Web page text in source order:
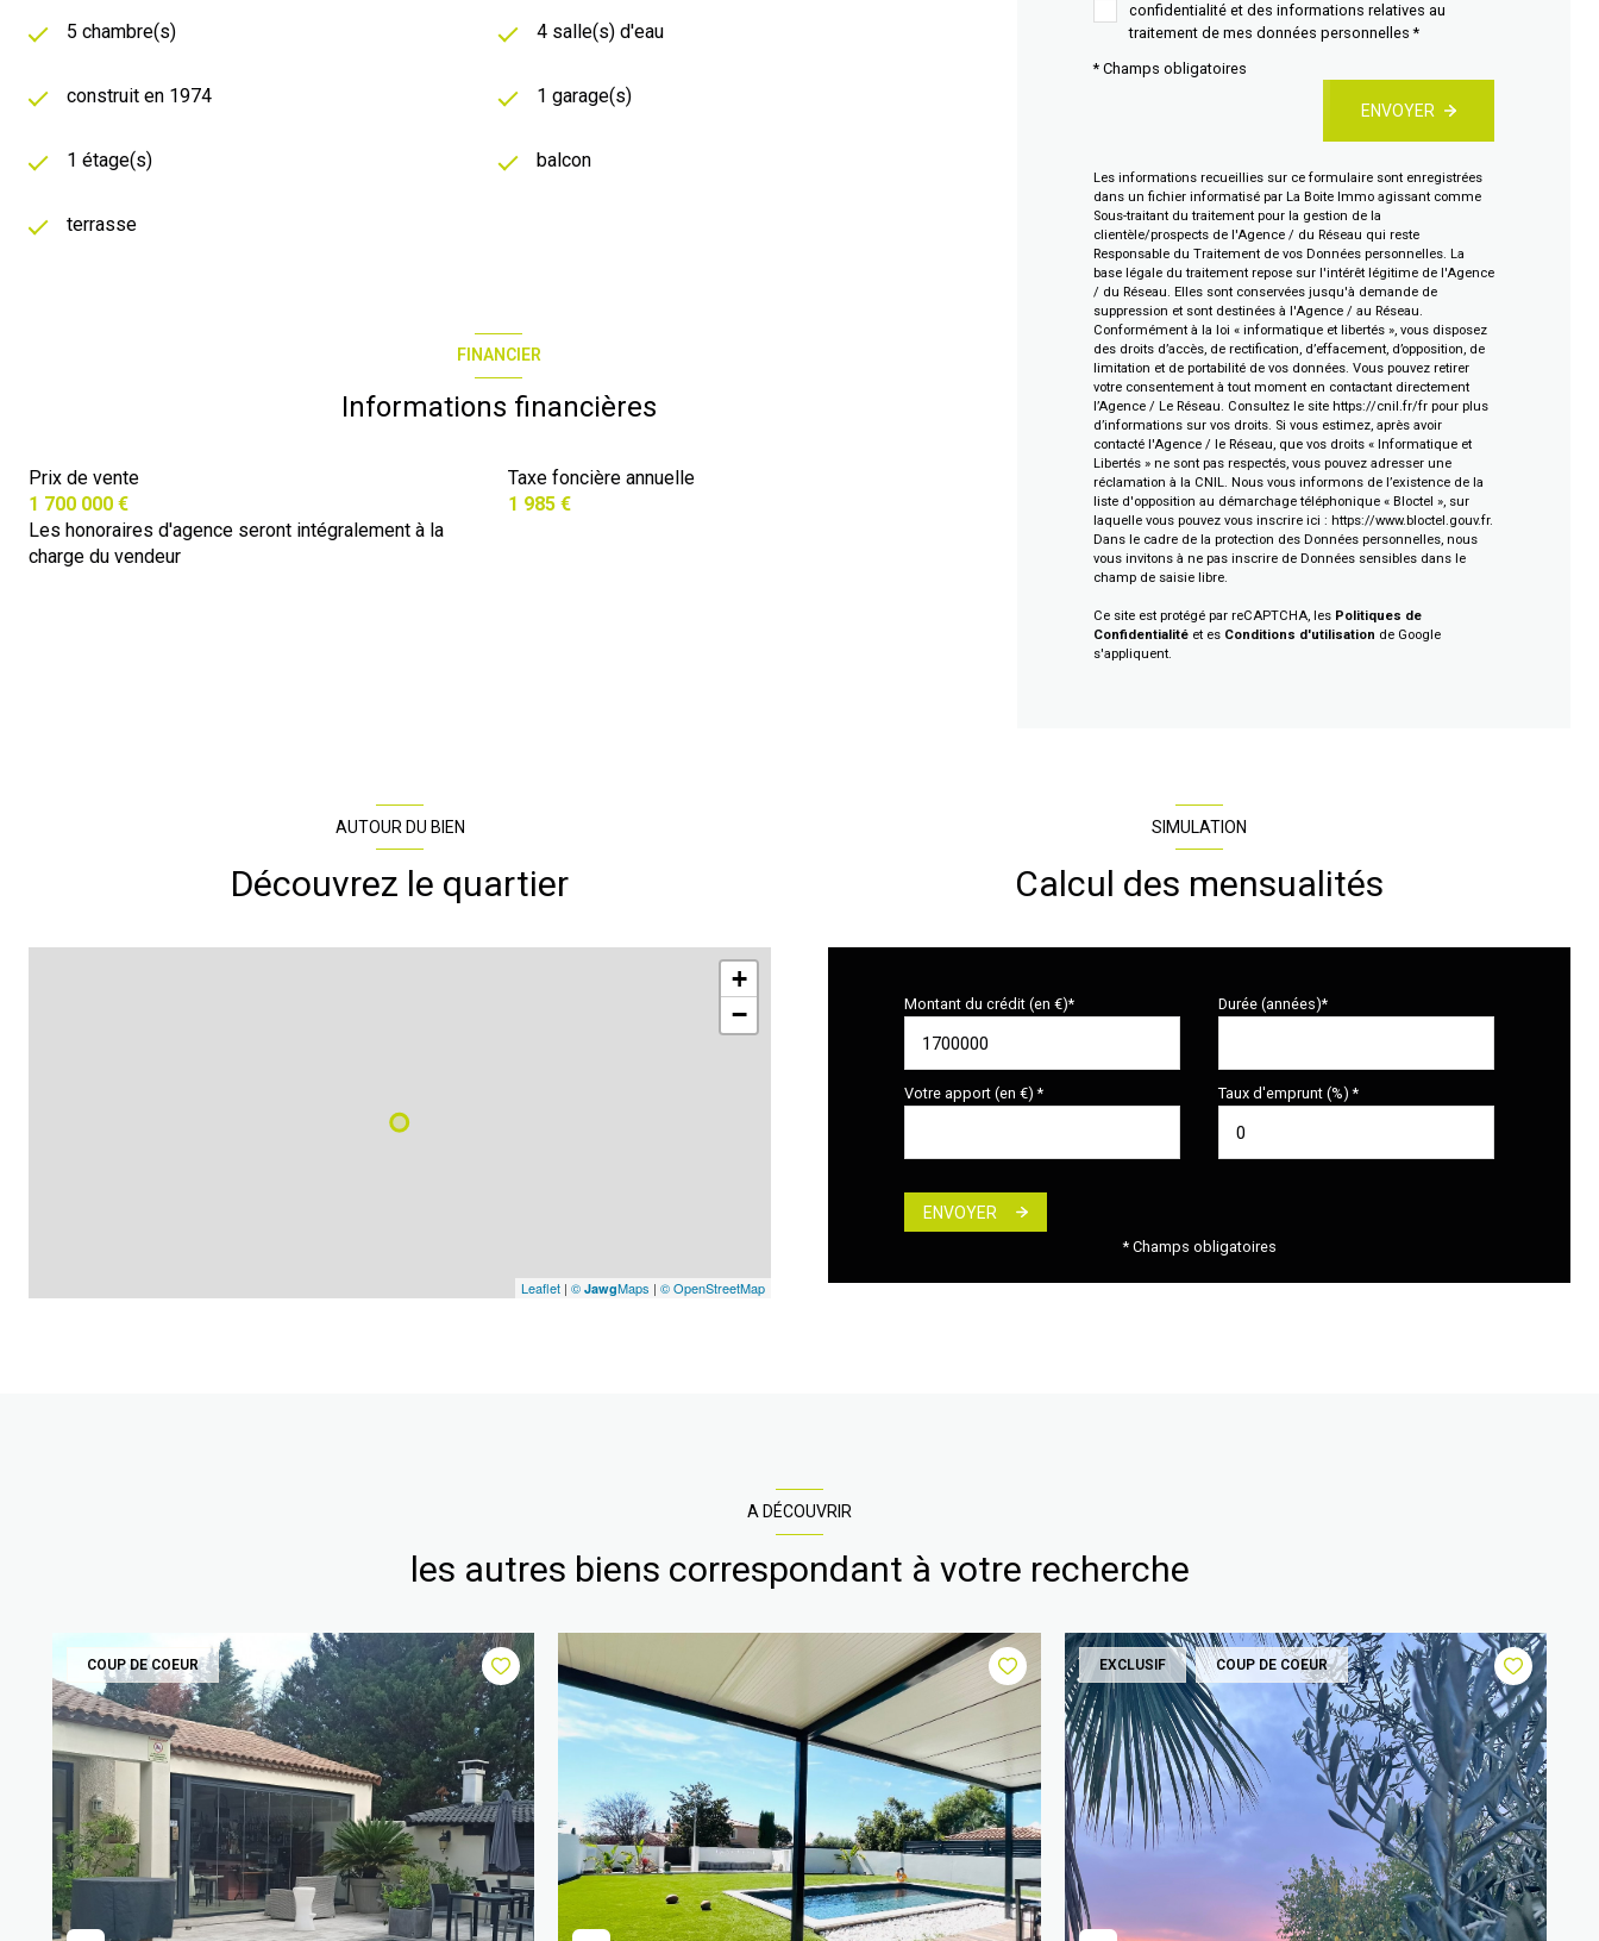
5 chambre(s) 4 salle(s) d'eau
construit en 1974 1 garage(s)
1 étage(s) balcon
terrasse
FINANCIER
Informations financières
Prix de vente
1 700 000 €
Les honoraires d'agence seront intégralement à la
charge du vendeur
Taxe foncière annuelle
1 985 €
confidentialité et des informations relatives au
traitement de mes données personnelles *
* Champs obligatoires
ENVOYER
Les informations recueillies sur ce formulaire sont enregistrées
dans un fichier informatisé par La Boite Immo agissant comme
Sous-traitant du traitement pour la gestion de la
clientèle/prospects de l'Agence / du Réseau qui reste
Responsable du Traitement de vos Données personnelles. La
base légale du traitement repose sur l'intérêt légitime de l'Agence
/ du Réseau. Elles sont conservées jusqu'à demande de
suppression et sont destinées à l'Agence / au Réseau.
Conformément à la loi « informatique et libertés », vous disposez
des droits d’accès, de rectification, d’effacement, d’opposition, de
limitation et de portabilité de vos données. Vous pouvez retirer
votre consentement à tout moment en contactant directement
l’Agence / Le Réseau. Consultez le site https://cnil.fr/frpour plus
d’informations sur vos droits. Si vous estimez, après avoir
contacté l'Agence / le Réseau, que vos droits « Informatique et
Libertés » ne sont pas respectés, vous pouvez adresser une
réclamation à la CNIL. Nous vous informons de l’existence de la
liste d'opposition au démarchage téléphonique « Bloctel », sur
laquelle vous pouvez vous inscrire ici : https://www.bloctel.gouv.fr.
Dans le cadre de la protection des Données personnelles, nous
vous invitons à ne pas inscrire de Données sensibles dans le
champ de saisie libre.
Ce site est protégé par reCAPTCHA, les Politiques de
Confidentialitéet es Conditions d'utilisation de Google
s'appliquent.
AUTOUR DU BIEN
Découvrez le quartier
+
−
Leaflet | © JawgMaps | © OpenStreetMap
SIMULATION
Calcul des mensualités
Montant du crédit (en €)* Durée (années)*
Votre apport (en €) * Taux d'emprunt (%) *
ENVOYER
* Champs obligatoires
A DÉCOUVRIR
les autres biens correspondant à votre recherche
COUP DE COEUR EXCLUSIF COUP DE COEUR